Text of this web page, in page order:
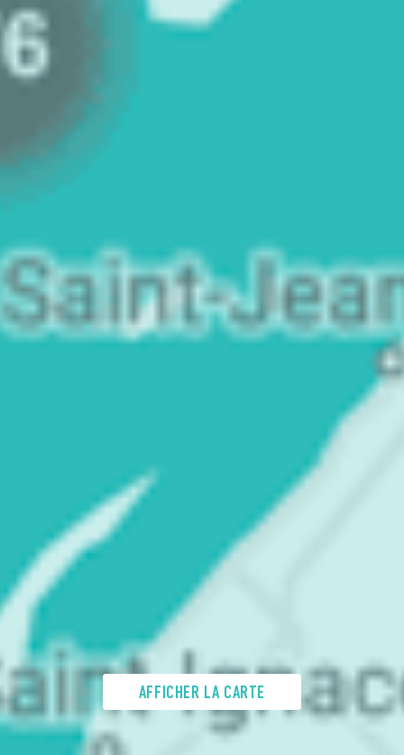
AFFICHER LA CARTE